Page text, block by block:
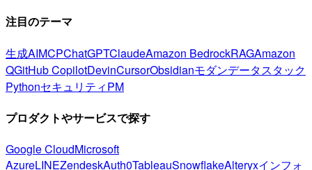
注目のテーマ
生成AIMCPChatGPTClaudeAmazon BedrockRAGAmazon
QGitHub CopilotDevinCursorObsidianモダンデータスタック
PythonセキュリティPM
プロダクトやサービスで探す
Google CloudMicrosoft
AzureLINEZendeskAuth0TableauSnowflakeAlteryxインフォ